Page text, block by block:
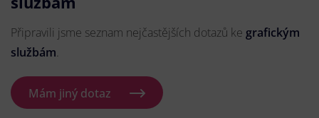
Připravili jsme seznam nejčastějších dotazů ke grafickým
službám.
Mám jiný dotaz